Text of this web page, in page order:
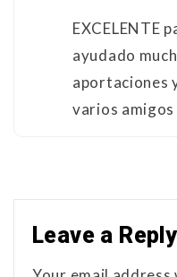
EXCELENTE
ayudado
aportaciones
varios amigos
Leave a Reply